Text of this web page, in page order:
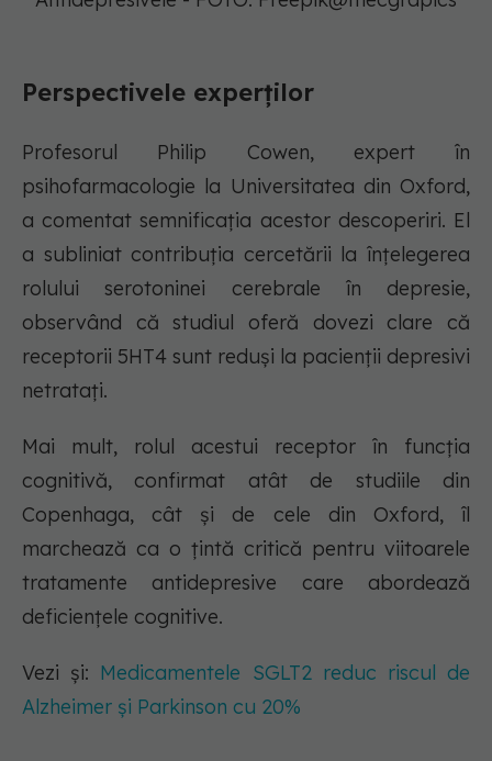
Perspectivele experților
Profesorul Philip Cowen, expert în
psihofarmacologie la Universitatea din Oxford,
a comentat semnificația acestor descoperiri. El
a subliniat contribuția cercetării la înțelegerea
rolului serotoninei cerebrale în depresie,
observând că studiul oferă dovezi clare că
receptorii 5HT4 sunt reduși la pacienții depresivi
netratați.
Mai mult, rolul acestui receptor în funcția
cognitivă, confirmat atât de studiile din
Copenhaga, cât și de cele din Oxford, îl
marchează ca o țintă critică pentru viitoarele
tratamente antidepresive care abordează
deficiențele cognitive.
Vezi și: Medicamentele SGLT2 reduc riscul de
Alzheimer și Parkinson cu 20%